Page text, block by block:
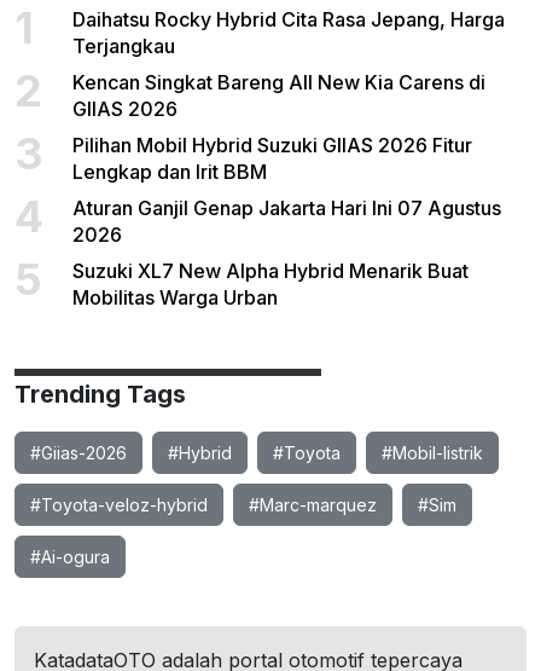
1
Daihatsu Rocky Hybrid Cita Rasa Jepang, Harga
Terjangkau
2
Kencan Singkat Bareng All New Kia Carens di
GIIAS 2026
3
Pilihan Mobil Hybrid Suzuki GIIAS 2026 Fitur
Lengkap dan Irit BBM
4
Aturan Ganjil Genap Jakarta Hari Ini 07 Agustus
2026
5
Suzuki XL7 New Alpha Hybrid Menarik Buat
Mobilitas Warga Urban
Trending Tags
#Giias-2026 #Hybrid #Toyota #Mobil-listrik
#Toyota-veloz-hybrid #Marc-marquez #Sim
#Ai-ogura
KatadataOTO adalah portal otomotif tepercaya